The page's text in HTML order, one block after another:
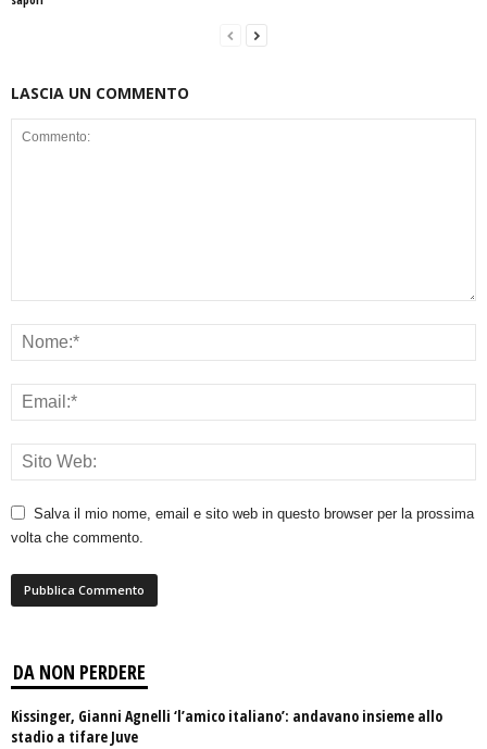
LASCIA UN COMMENTO
Salva il mio nome, email e sito web in questo browser per la prossima
volta che commento.
DA NON PERDERE
Kissinger, Gianni Agnelli ‘l’amico italiano’: andavano insieme allo
stadio a tifare Juve